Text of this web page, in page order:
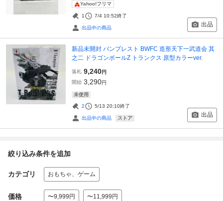
Yahoo!フリマ
1 7/4 10:52終了
出品中の商品 出品
新品未開封 バンプレスト BWFC 造形天下一武道会 其
之二 ドラゴンボールZ トランクス 原型カラーver.
落札 9,240円
開始 3,290円
未使用
2 5/13 20:10終了
出品中の商品 ストア 出品
絞り込み条件を追加
カテゴリ おもちゃ、ゲーム
価格 〜9,999円 〜11,999円